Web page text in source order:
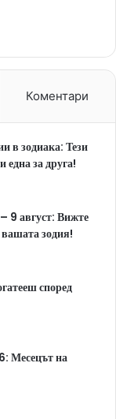
Коментари
в зодиака: Тези
една за друга!
9 август: Вижте
вашата зодия!
според
Месецът на